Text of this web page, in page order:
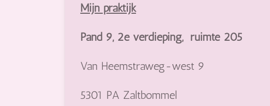
Mijn praktijk
Pand 9, 2e verdieping, ruimte 205
Van Heemstraweg-west 9
5301 PA Zaltbommel